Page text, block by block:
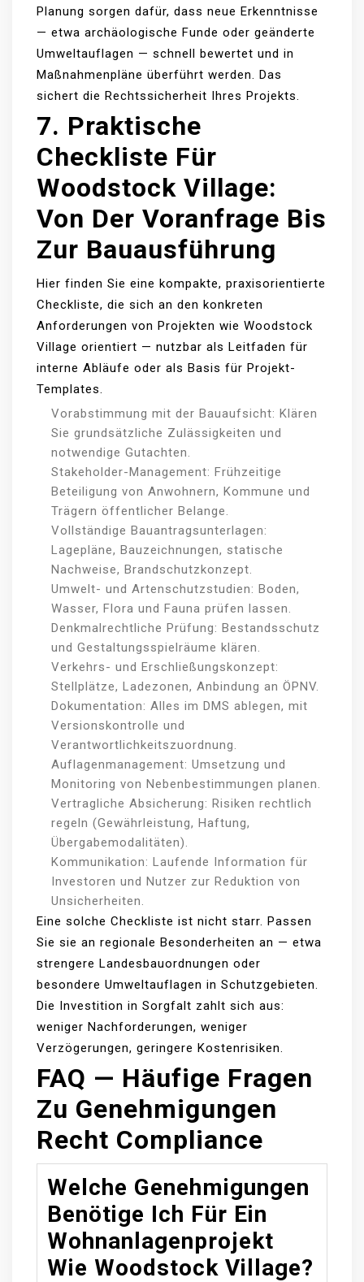
Planung sorgen dafür, dass neue Erkenntnisse
— etwa archäologische Funde oder geänderte
Umweltauflagen — schnell bewertet und in
Maßnahmenpläne überführt werden. Das
sichert die Rechtssicherheit Ihres Projekts.
7. Praktische
Checkliste Für
Woodstock Village:
Von Der Voranfrage Bis
Zur Bauausführung
Hier finden Sie eine kompakte, praxisorientierte
Checkliste, die sich an den konkreten
Anforderungen von Projekten wie Woodstock
Village orientiert — nutzbar als Leitfaden für
interne Abläufe oder als Basis für Projekt-
Templates.
Vorabstimmung mit der Bauaufsicht: Klären
Sie grundsätzliche Zulässigkeiten und
notwendige Gutachten.
Stakeholder-Management: Frühzeitige
Beteiligung von Anwohnern, Kommune und
Trägern öffentlicher Belange.
Vollständige Bauantragsunterlagen:
Lagepläne, Bauzeichnungen, statische
Nachweise, Brandschutzkonzept.
Umwelt- und Artenschutzstudien: Boden,
Wasser, Flora und Fauna prüfen lassen.
Denkmalrechtliche Prüfung: Bestandsschutz
und Gestaltungsspielräume klären.
Verkehrs- und Erschließungskonzept:
Stellplätze, Ladezonen, Anbindung an ÖPNV.
Dokumentation: Alles im DMS ablegen, mit
Versionskontrolle und
Verantwortlichkeitszuordnung.
Auflagenmanagement: Umsetzung und
Monitoring von Nebenbestimmungen planen.
Vertragliche Absicherung: Risiken rechtlich
regeln (Gewährleistung, Haftung,
Übergabemodalitäten).
Kommunikation: Laufende Information für
Investoren und Nutzer zur Reduktion von
Unsicherheiten.
Eine solche Checkliste ist nicht starr. Passen
Sie sie an regionale Besonderheiten an — etwa
strengere Landesbauordnungen oder
besondere Umweltauflagen in Schutzgebieten.
Die Investition in Sorgfalt zahlt sich aus:
weniger Nachforderungen, weniger
Verzögerungen, geringere Kostenrisiken.
FAQ — Häufige Fragen
Zu Genehmigungen
Recht Compliance
Welche Genehmigungen
Benötige Ich Für Ein
Wohnanlagenprojekt
Wie Woodstock Village?